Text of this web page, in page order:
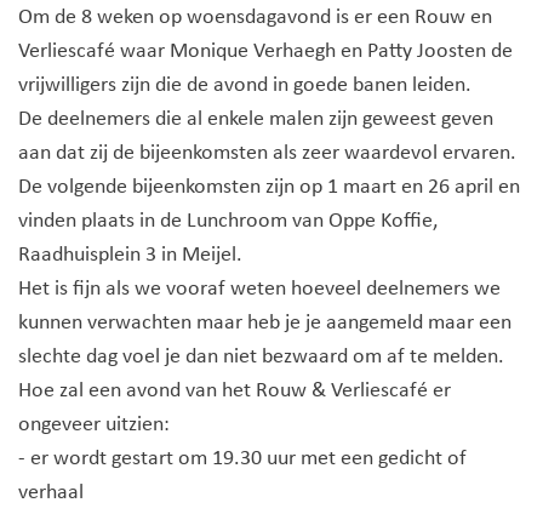
Om de 8 weken op woensdagavond is er een Rouw en
Verliescafé waar Monique Verhaegh en Patty Joosten de
vrijwilligers zijn die de avond in goede banen leiden.
De deelnemers die al enkele malen zijn geweest geven
aan dat zij de bijeenkomsten als zeer waardevol ervaren.
De volgende bijeenkomsten zijn op 1 maart en 26 april en
vinden plaats in de Lunchroom van Oppe Koffie,
Raadhuisplein 3 in Meijel.
Het is fijn als we vooraf weten hoeveel deelnemers we
kunnen verwachten maar heb je je aangemeld maar een
slechte dag voel je dan niet bezwaard om af te melden.
Hoe zal een avond van het Rouw & Verliescafé er
ongeveer uitzien:
- er wordt gestart om 19.30 uur met een gedicht of
verhaal